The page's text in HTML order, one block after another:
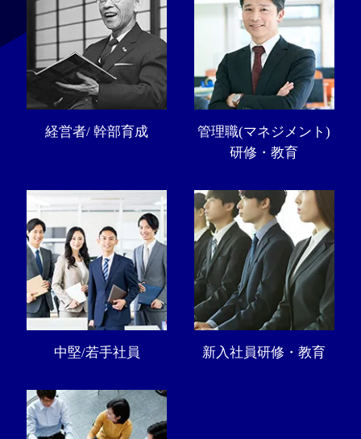
経営者/ 幹部育成
管理職(マネジメント)
研修・教育
中堅/若手社員 新入社員研修・教育